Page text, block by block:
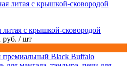
с крышкой-сковородой
руб. / шт